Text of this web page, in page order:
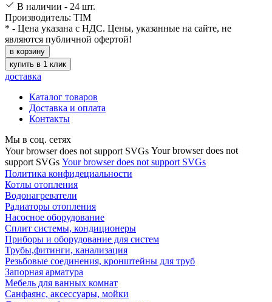
В наличии - 24 шт.
Производитель: TIM
* - Цена указана с НДС. Цены, указанные на сайте, не
являются публичной офертой!
в корзину
купить в 1 клик
доставка
Каталог товаров
Доставка и оплата
Контакты
Мы в соц. сетях
Your browser does not support SVGs Your browser does not
support SVGs Your browser does not support SVGs
Политика конфидециальности
Котлы отопления
Водонагреватели
Радиаторы отопления
Насосное оборудование
Сплит системы, кондиционеры
Приборы и оборудование для систем
Трубы,фитинги, канализация
Резьбовые соединения, кронштейны для труб
Запорная арматура
Мебель для ванных комнат
Санфаянс, аксессуары, мойки